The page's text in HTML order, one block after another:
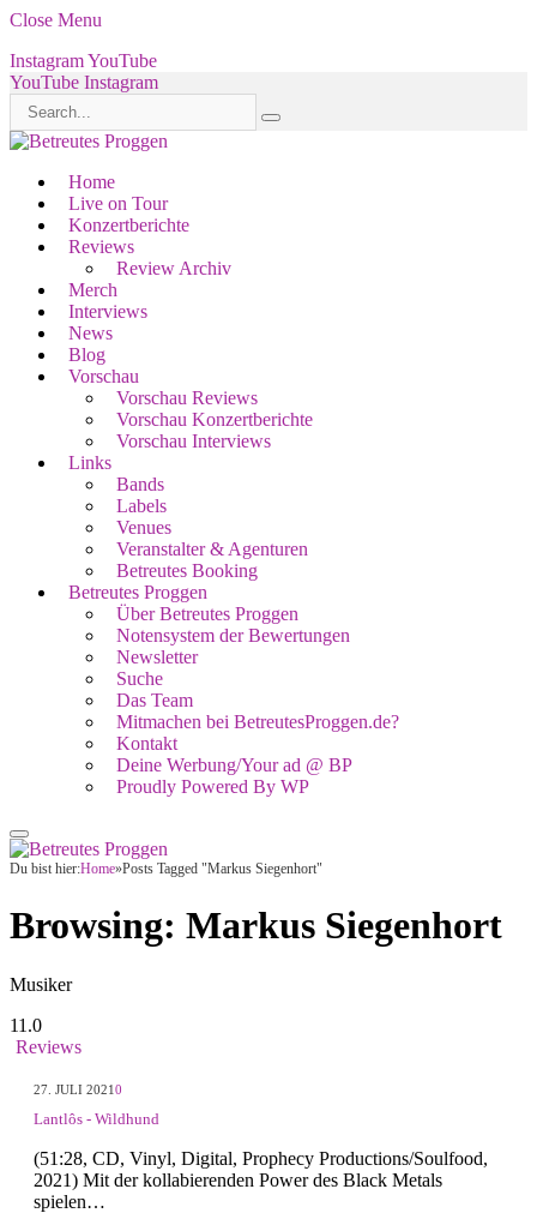
Close Menu
InstagramYouTube
YouTube Instagram
Home
Live on Tour
Konzertberichte
Reviews
Review Archiv
Merch
Interviews
News
Blog
Vorschau
Vorschau Reviews
Vorschau Konzertberichte
Vorschau Interviews
Links
Bands
Labels
Venues
Veranstalter & Agenturen
Betreutes Booking
Betreutes Proggen
Über Betreutes Proggen
Notensystem der Bewertungen
Newsletter
Suche
Das Team
Mitmachen bei BetreutesProggen.de?
Kontakt
Deine Werbung/Your ad @ BP
Proudly Powered By WP
Du bist hier:Home»Posts Tagged "Markus Siegenhort"
Browsing: Markus Siegenhort
Musiker
11.0
Reviews
27. JULI 20210
Lantlôs - Wildhund
(51:28, CD, Vinyl, Digital, Prophecy Productions/Soulfood,
2021) Mit der kollabierenden Power des Black Metals
spielen…